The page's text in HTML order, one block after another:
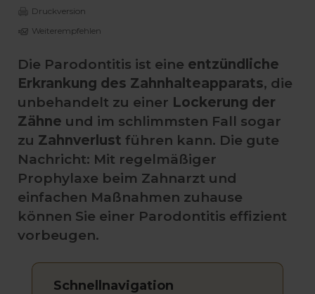
Druckversion
Weiterempfehlen
Die Parodontitis ist eine entzündliche
Erkrankung des Zahnhalteapparats, die
unbehandelt zu einer Lockerung der
Zähne und im schlimmsten Fall sogar
zu Zahnverlust führen kann. Die gute
Nachricht: Mit regelmäßiger
Prophylaxe beim Zahnarzt und
einfachen Maßnahmen zuhause
können Sie einer Parodontitis effizient
vorbeugen.
Schnellnavigation